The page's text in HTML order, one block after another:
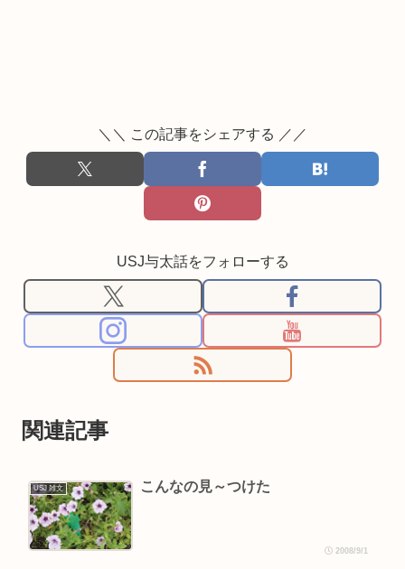
＼＼ この記事をシェアする ／／
USJ与太話をフォローする
関連記事
USJ 雑文 こんなの見～つけた
2008/9/1